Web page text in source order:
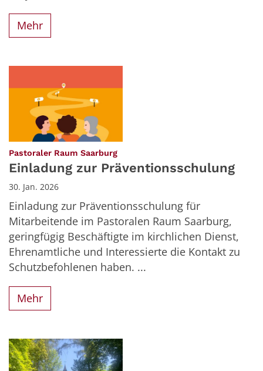
Mehr
Pastoraler Raum Saarburg:
Einladung zur Präventionsschulung
30. Jan. 2026
Einladung zur Präventionsschulung für
Mitarbeitende im Pastoralen Raum Saarburg,
geringfügig Beschäftigte im kirchlichen Dienst,
Ehrenamtliche und Interessierte die Kontakt zu
Schutzbefohlenen haben. ...
Mehr